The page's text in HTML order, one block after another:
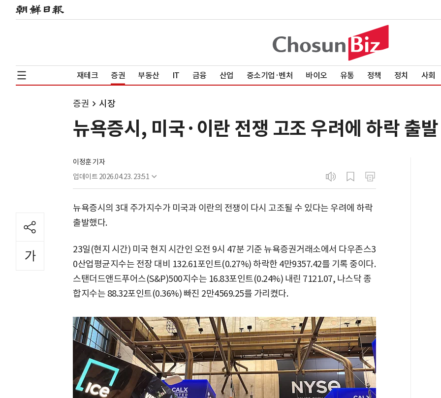
재테크 증권 부동산 IT 금융 산업 중소기업·벤처 바이오 유통 정책 정치 사회
증권 시장
뉴욕증시, 미국·이란 전쟁 고조 우려에 하락 출발
이정훈 기자
업데이트 2026.04.23. 23:51
뉴욕증시의 3대 주가지수가 미국과 이란의 전쟁이 다시 고조될 수 있다는 우려에 하락
출발했다.
23일(현지 시간) 미국 현지 시간인 오전 9시 47분 기준 뉴욕증권거래소에서 다우존스3
0산업평균지수는 전장 대비 132.61포인트(0.27%) 하락한 4만9357.42를 기록 중이다.
스탠더드앤드푸어스(S&P)500지수는 16.83포인트(0.24%) 내린 7121.07, 나스닥 종
합지수는 88.32포인트(0.36%) 빠진 2만4569.25를 가리켰다.